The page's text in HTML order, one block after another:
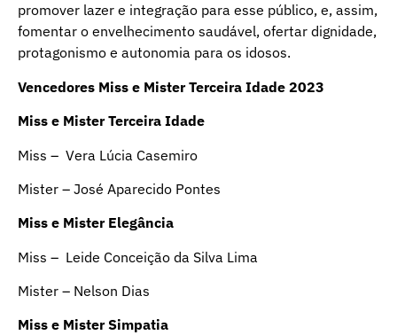
promover lazer e integração para esse público, e, assim,
fomentar o envelhecimento saudável, ofertar dignidade,
protagonismo e autonomia para os idosos.
Vencedores Miss e Mister Terceira Idade 2023
Miss e Mister Terceira Idade
Miss – Vera Lúcia Casemiro
Mister – José Aparecido Pontes
Miss e Mister Elegância
Miss – Leide Conceição da Silva Lima
Mister – Nelson Dias
Miss e Mister Simpatia